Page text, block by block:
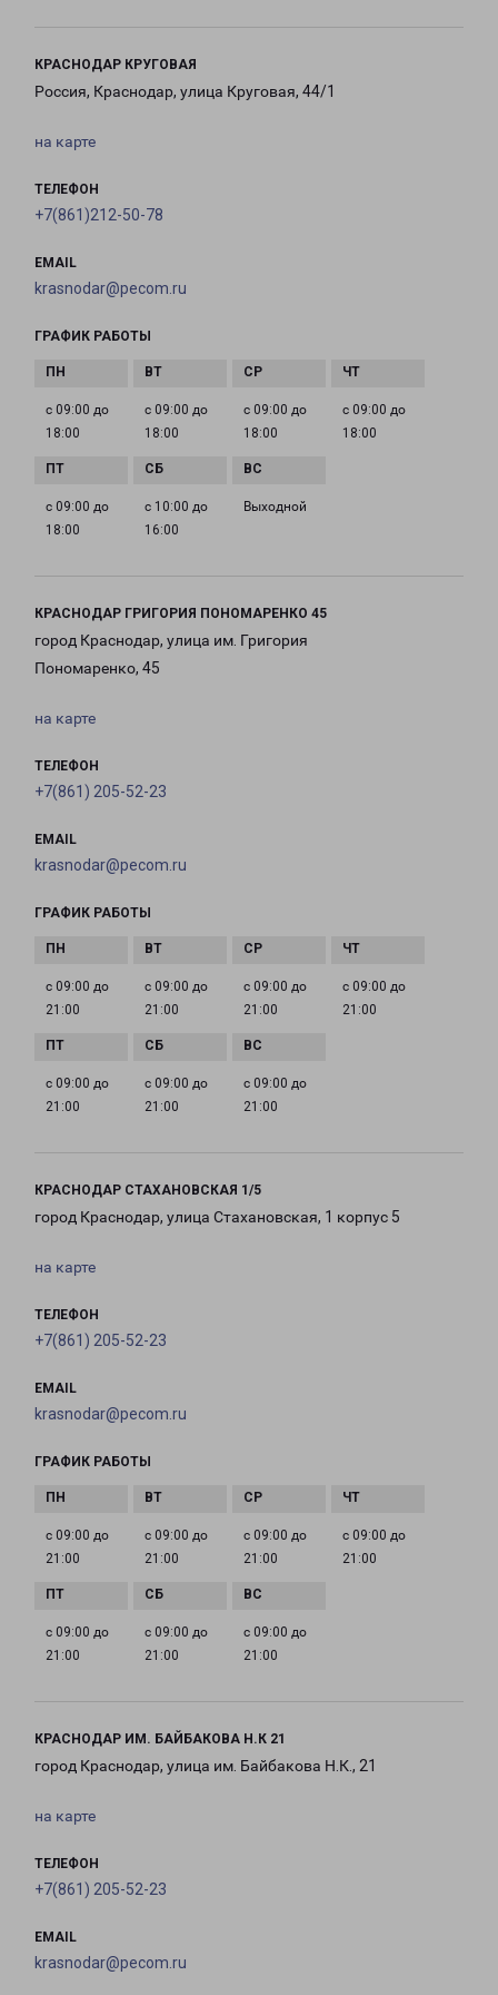
КРАСНОДАР КРУГОВАЯ
Россия, Краснодар, улица Круговая, 44/1
на карте
ТЕЛЕФОН
+7(861)212-50-78
EMAIL
krasnodar@pecom.ru
ГРАФИК РАБОТЫ
с 09:00 до
18:00
с 09:00 до
18:00
с 09:00 до
18:00
с 09:00 до
18:00
с 09:00 до
18:00
с 10:00 до
16:00
Выходной
КРАСНОДАР ГРИГОРИЯ ПОНОМАРЕНКО 45
город Краснодар, улица им. Григория
Пономаренко, 45
на карте
ТЕЛЕФОН
+7(861) 205-52-23
EMAIL
krasnodar@pecom.ru
ГРАФИК РАБОТЫ
с 09:00 до
21:00
с 09:00 до
21:00
с 09:00 до
21:00
с 09:00 до
21:00
с 09:00 до
21:00
с 09:00 до
21:00
с 09:00 до
21:00
КРАСНОДАР СТАХАНОВСКАЯ 1/5
город Краснодар, улица Стахановская, 1 корпус 5
на карте
ТЕЛЕФОН
+7(861) 205-52-23
EMAIL
krasnodar@pecom.ru
ГРАФИК РАБОТЫ
с 09:00 до
21:00
с 09:00 до
21:00
с 09:00 до
21:00
с 09:00 до
21:00
с 09:00 до
21:00
с 09:00 до
21:00
с 09:00 до
21:00
КРАСНОДАР ИМ. БАЙБАКОВА Н.К 21
город Краснодар, улица им. Байбакова Н.К., 21
на карте
ТЕЛЕФОН
+7(861) 205-52-23
EMAIL
krasnodar@pecom.ru